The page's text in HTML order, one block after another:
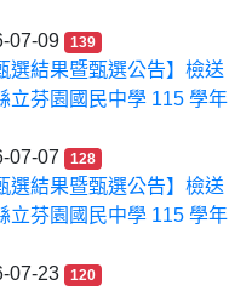
07-09
139
選結果暨甄選公告】檢送
立芬園國民中學 115 學年
07-07
128
選結果暨甄選公告】檢送
立芬園國民中學 115 學年
07-23
120